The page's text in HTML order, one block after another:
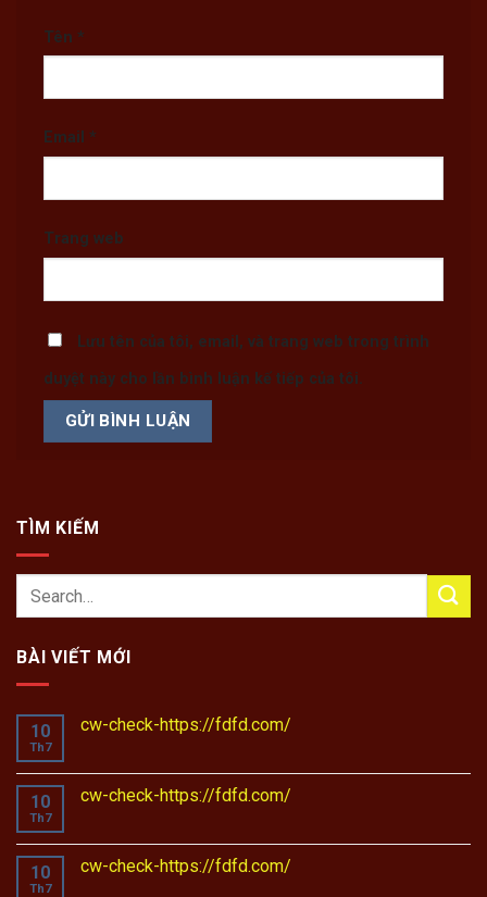
Tên *
Email *
Trang web
Lưu tên của tôi, email, và trang web trong trình
duyệt này cho lần bình luận kế tiếp của tôi.
TÌM KIẾM
BÀI VIẾT MỚI
10
Th7
cw-check-https://fdfd.com/
10
Th7
cw-check-https://fdfd.com/
10
Th7
cw-check-https://fdfd.com/